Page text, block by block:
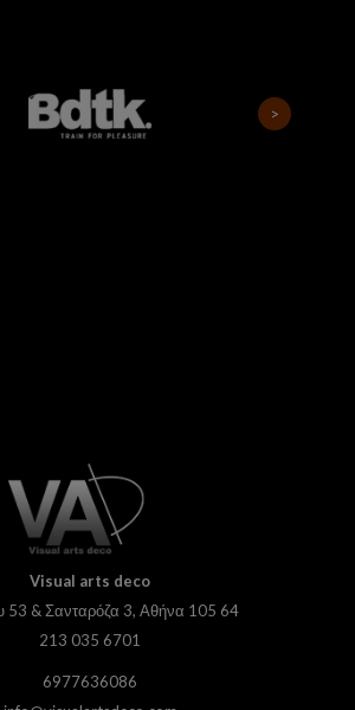
Visual arts deco
53 & Σανταρόζα 3, Αθήνα 105 64
213 035 6701
6977636086